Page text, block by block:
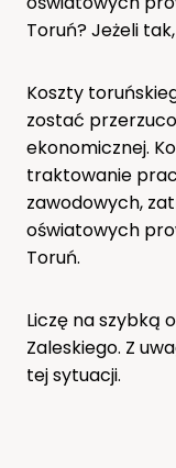
Toruń? Jeżeli
Koszty
zostać
ekonomicznej.
traktowanie
zawodowych,
oświatowych
Toruń.
Liczę na szybką
Zaleskiego. Z
tej sytuacji.